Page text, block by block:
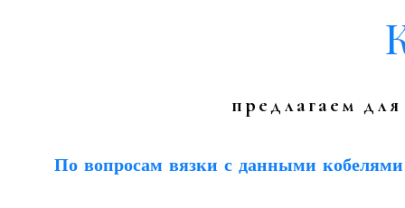
предлагаем
По вопросам вязки с данными